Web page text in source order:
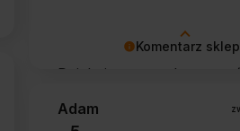
Komentarz
Dziękujemy za tak
Pani wygodę obsługi i
Adam